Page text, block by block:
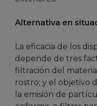
Alternativa en
La eficacia de los
depende de tres
filtración del
rostro; y el objetivo
la emisión de